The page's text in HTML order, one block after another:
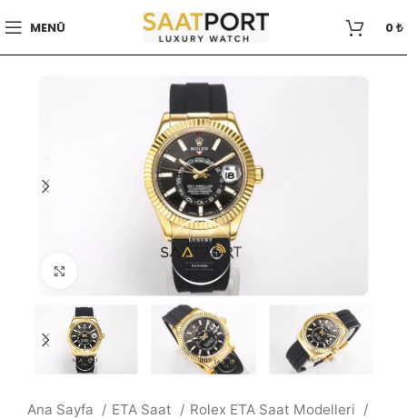
MENÜ 0₺
Büyütmek için tıklayın
Ana Sayfa ETA Saat
Rolex ETA Saat Modelleri